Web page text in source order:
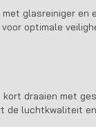
glasreiniger en
optimale
kort draaien met
de luchtkwaliteit